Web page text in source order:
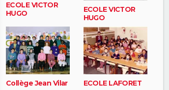
ECOLE VICTOR
HUGO
ECOLE VICTOR
HUGO
Collège Jean Vilar ECOLE LAFORET